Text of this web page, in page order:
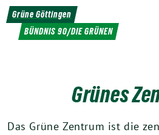
Weiter
zum
Inhalt
Grüne Göttingen
BÜNDNIS 90/DIE GRÜNEN
Grünes
Das Grüne Zentrum ist die